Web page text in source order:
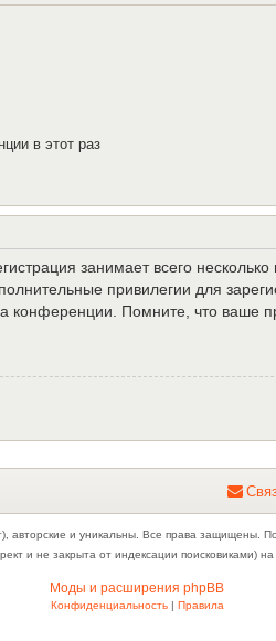
в этот раз
занимает всего
привилегии для
конференции. Помните, что ваше
Свя
и уникальны. Все права защищены.
и не закрыта от индексации поисковиками)
Моды и расширения phpBB
Конфиденциальность| Правила